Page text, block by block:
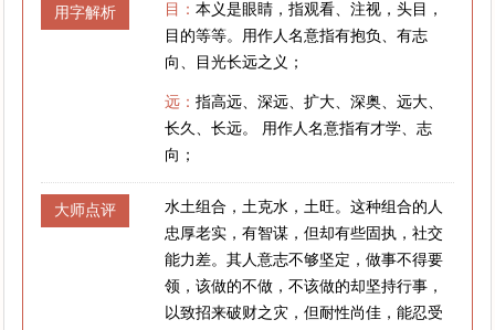
用字解析 目：本义是眼睛，指观看、注视，头目，
目的等等。用作人名意指有抱负、有志
向、目光长远之义；
远：指高远、深远、扩大、深奥、远大、
长久、长远。 用作人名意指有才学、志
向；
大师点评
水土组合，土克水，土旺。这种组合的人
忠厚老实，有智谋，但却有些固执，社交
能力差。其人意志不够坚定，做事不得要
领，该做的不做，不该做的却坚持行事，
以致招来破财之灾，但耐性尚佳，能忍受